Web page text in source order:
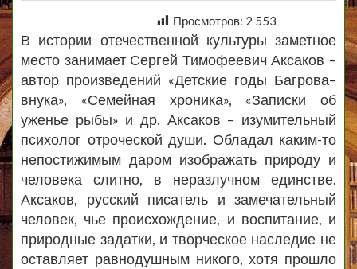
Просмотров: 2 553
В истории отечественной культуры заметное
место занимает Сергей Тимофеевич Аксаков –
автор произведений «Детские годы Багрова–
внука», «Семейная хроника», «Записки об
уженье рыбы» и др. Аксаков – изумительный
психолог отроческой души. Обладал каким-то
непостижимым даром изображать природу и
человека слитно, в неразлучном единстве.
Аксаков, русский писатель и замечательный
человек, чье происхождение, и воспитание, и
природные задатки, и творческое наследие не
оставляет равнодушным никого, хотя прошло